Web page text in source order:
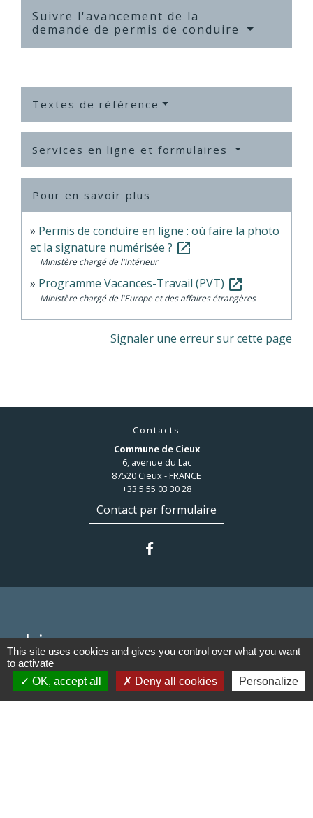
Suivre l'avancement de la
demande de permis de conduire
Textes de référence
Services en ligne et formulaires
Pour en savoir plus
Permis de conduire en ligne : où faire la photo
et la signature numérisée ? open_in_new
Ministère chargé de l'intérieur
Programme Vacances-Travail (PVT) open_in_new
Ministère chargé de l'Europe et des affaires étrangères
Signaler une erreur sur cette page
Contacts
Commune de Cieux
6, avenue du Lac
87520 Cieux - FRANCE
+33 5 55 03 30 28
Contact par formulaire
Liens
Communauté de communes du
Haut Limousin
This site uses cookies and gives you control over what you want
to activate
OK, accept all
Deny all cookies Personalize